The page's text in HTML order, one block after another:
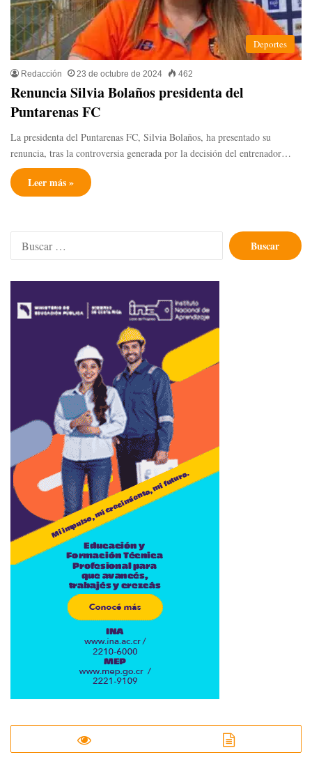
Deportes
Redacción 23 de octubre de 2024 462
Renuncia Silvia Bolaños presidenta del
Puntarenas FC
La presidenta del Puntarenas FC, Silvia Bolaños, ha presentado su
renuncia, tras la controversia generada por la decisión del entrenador…
Leer más »
Buscar: